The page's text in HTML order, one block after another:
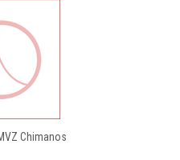
Chimanos